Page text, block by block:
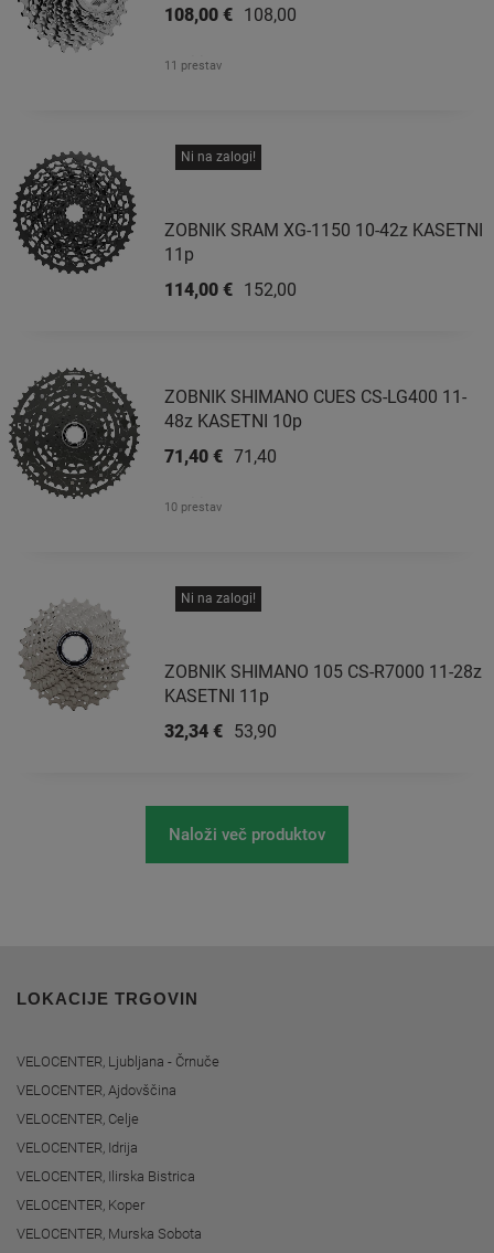
11 prestav
108,00 €
108,00 €
Ni na zalogi!
ZOBNIK SRAM XG-1150 10-42z KASETNI
11p
152,00 €
114,00 €
ZOBNIK SHIMANO CUES CS-LG400 11-
48z KASETNI 10p
10 prestav
71,40 €
71,40 €
Ni na zalogi!
ZOBNIK SHIMANO 105 CS-R7000 11-28z
KASETNI 11p
53,90 €
32,34 €
Naloži več produktov
LOKACIJE TRGOVIN
VELOCENTER, Ljubljana - Črnuče
VELOCENTER, Ajdovščina
VELOCENTER, Celje
VELOCENTER, Idrija
VELOCENTER, Ilirska Bistrica
VELOCENTER, Koper
VELOCENTER, Murska Sobota